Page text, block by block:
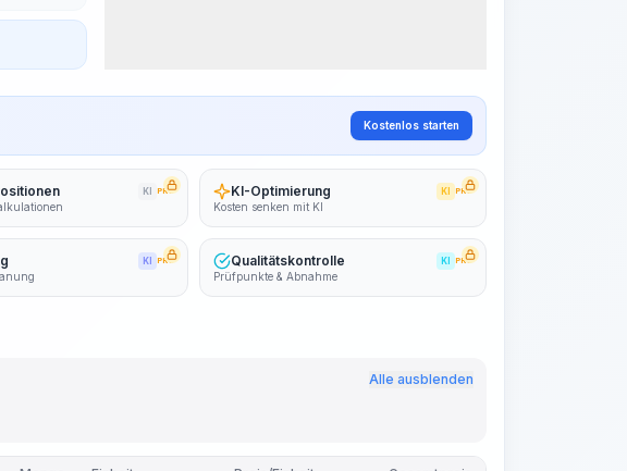
Kostenlos starten
KI PRO KI-Optimierung KI PRO
Kosten senken mit KI
KI PRO Qualitätskontrolle KI PRO
Prüfpunkte & Abnahme
Alle ausblenden